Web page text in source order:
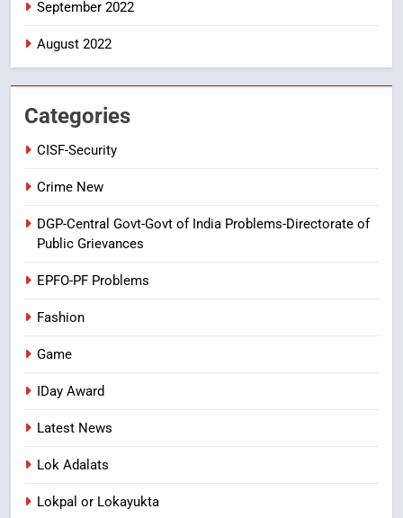
7
తిరుమల లడ్డూ నెయ్యి కల్తీ: పవిత్ర
8
Laddu: A Sacred Trust Betrayed
September 2022
August 2022
Categories
CISF-Security
Crime New
DGP-Central Govt-Govt of India Problems-Directorate of
Public Grievances
EPFO-PF Problems
Fashion
Game
IDay Award
Latest News
Lok Adalats
Lokpal or Lokayukta